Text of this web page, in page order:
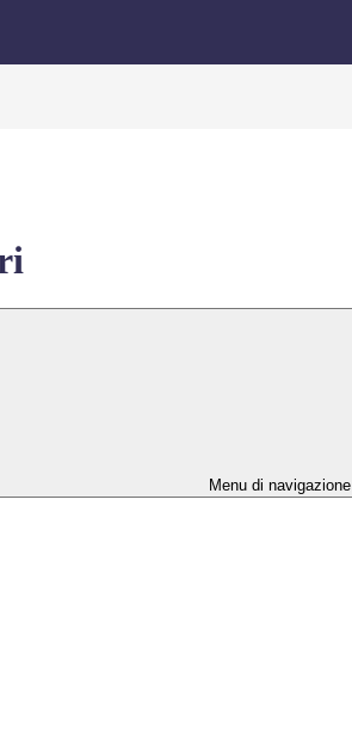
Menu di navigazione